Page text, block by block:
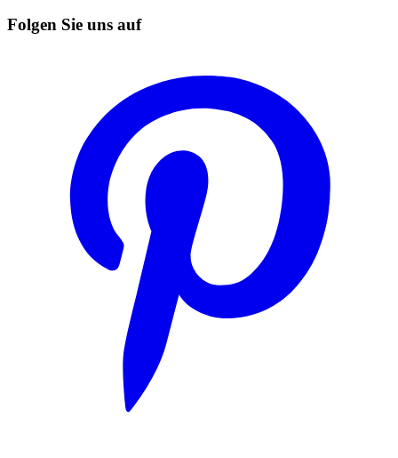
Folgen Sie uns auf